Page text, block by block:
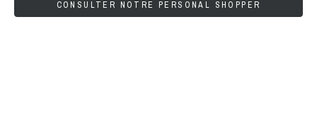
CONSULTER NOTRE PERSONAL SHOPPER